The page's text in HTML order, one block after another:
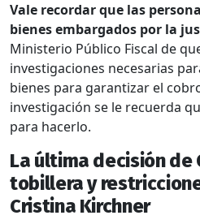
Vale recordar que las
bienes embargados por la
Ministerio Público Fiscal de
investigaciones necesarias
bienes para garantizar el
investigación se le recuerda
para hacerlo.
La última decisión de
tobillera y
Cristina Kirchner